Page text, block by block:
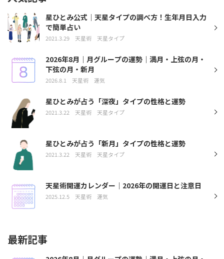
星ひとみ公式｜天星タイプの調べ方！生年月日入力
で簡単占い
2021.3.29 天星術 天星タイプ
2026年8月｜月グループの運勢｜満月・上弦の月・
下弦の月・新月
2026.8.1 天星術 運気
星ひとみが占う「深夜」タイプの性格と運勢
2021.3.22 天星術 天星タイプ
星ひとみが占う「新月」タイプの性格と運勢
2021.3.22 天星術 天星タイプ
天星術開運カレンダー｜2026年の開運日と注意日
2025.12.5 天星術 運気
最新記事